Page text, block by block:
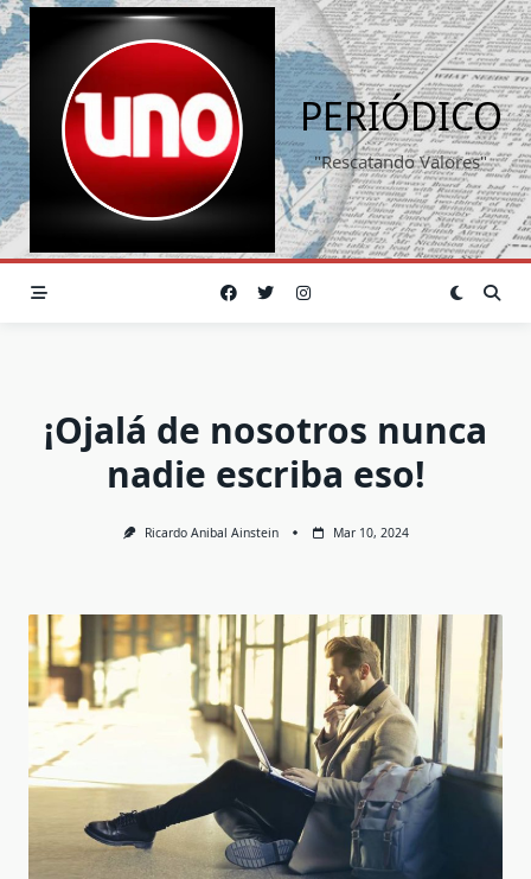
Saltar
al
contenido
PERIÓDICO
"Rescatando Valores"
¡Ojalá de nosotros nunca
nadie escriba eso!
Ricardo Anibal Ainstein Mar 10, 2024